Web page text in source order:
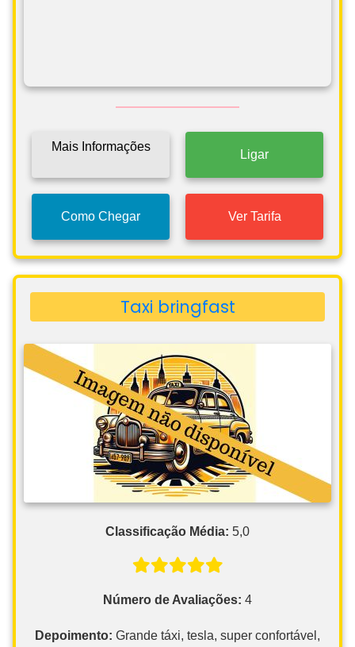
Mais Informações
Ligar
Como Chegar Ver Tarifa
Taxi bringfast
Classificação Média: 5,0
Número de Avaliações: 4
Depoimento: Grande táxi, tesla, super confortável,